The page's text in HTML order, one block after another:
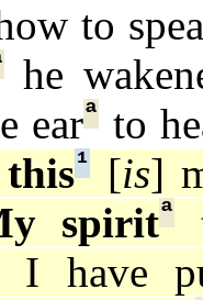
to
he
earª to
this¹ [is]
spiritª
I have